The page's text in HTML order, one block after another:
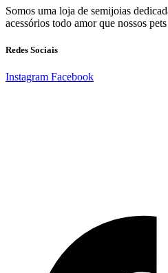
Somos uma loja de semijoias
acessórios todo amor que nossos
Redes Sociais
Instagram Facebook